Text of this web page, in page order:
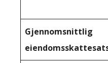
Gjennomsnittlig